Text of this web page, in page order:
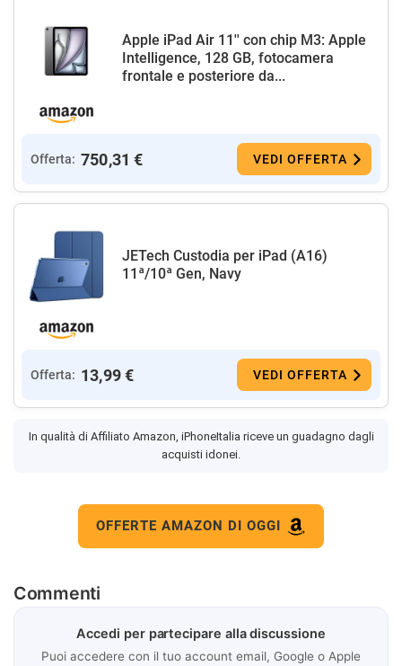
Apple iPad Air 11'' con chip M3: Apple
Intelligence, 128 GB, fotocamera
frontale e posteriore da...
Offerta: 750,31 € VEDI OFFERTA
JETech Custodia per iPad (A16)
11ª/10ª Gen, Navy
Offerta: 13,99 € VEDI OFFERTA
In qualità di Affiliato Amazon, iPhoneItalia riceve un guadagno dagli
acquisti idonei.
OFFERTE AMAZON DI OGGI
Commenti
Accedi per partecipare alla discussione
Puoi accedere con il tuo account email, Google o Apple